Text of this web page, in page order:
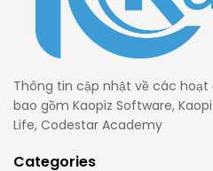
Thông tin cập nhật về các hoạt
bao gồm Kaopiz Software,
Life, Codestar Academy
Categories